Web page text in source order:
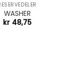
WASHER
kr 48,75